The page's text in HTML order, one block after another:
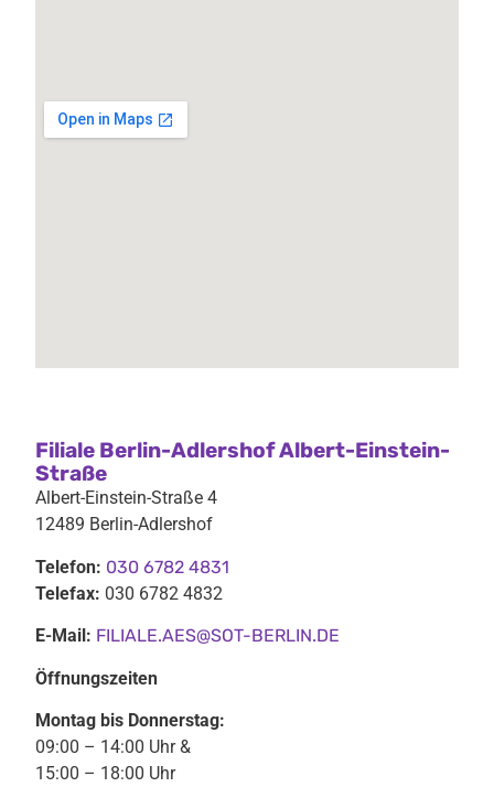
Filiale Berlin-Adlershof Albert-Einstein-
Straße
Albert-Einstein-Straße 4
12489 Berlin-Adlershof
Telefon: 030 6782 4831
Telefax: 030 6782 4832
E-Mail: FILIALE.AES@SOT-BERLIN.DE
Öffnungszeiten
Montag bis Donnerstag:
09:00 – 14:00 Uhr &
15:00 – 18:00 Uhr